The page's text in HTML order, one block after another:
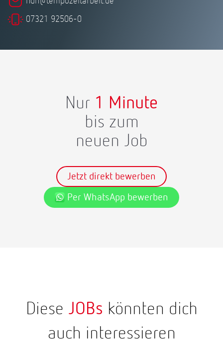
07321 92506-0
Nur 1 Minute
bis zum
neuen Job
Jetzt direkt bewerben
Per WhatsApp bewerben
Diese JOBs könnten dich
auch interessieren